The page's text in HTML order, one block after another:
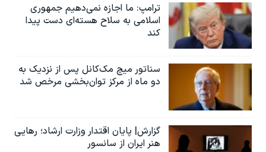
ترامپ: ما اجازه نمی‌دهیم جمهوری
اسلامی به سلاح هسته‌ای دست پیدا
کند
سناتور میچ مک‌کانل پس از نزدیک به
دو ماه از مرکز توان‌بخشی مرخص شد
گزارش| پایان اقتدار وزارت ارشاد؛ رهایی
هنر ایران از سانسور